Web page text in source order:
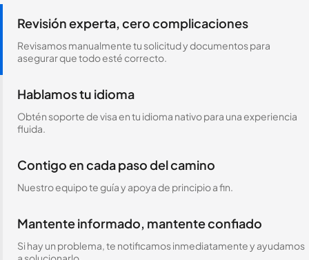
Revisión experta, cero complicaciones
Revisamos manualmente tu solicitud y documentos para
asegurar que todo esté correcto.
Hablamos tu idioma
Obtén soporte de visa en tu idioma nativo para una experiencia
fluida.
Contigo en cada paso del camino
Nuestro equipo te guía y apoya de principio a fin.
Mantente informado, mantente confiado
Si hay un problema, te notificamos inmediatamente y ayudamos